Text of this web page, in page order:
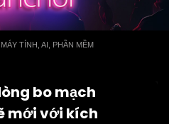
TÍNH, AI, PHẦN MỀM
bo mạch
mới với kích